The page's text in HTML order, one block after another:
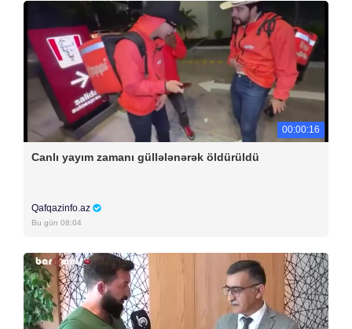
00:00:16
Canlı yayım zamanı güllələnərək öldürüldü
Qafqazinfo.az
Bu gün 08:04